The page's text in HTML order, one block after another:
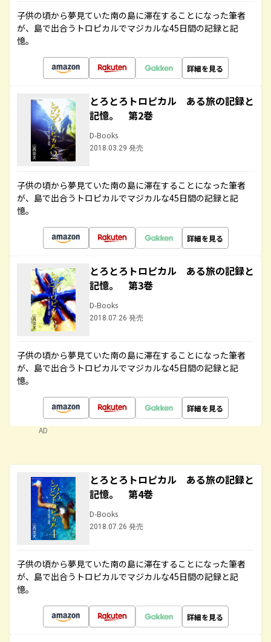
子供の頃から夢見ていた南の島に滞在することになった筆者
が、島で出合うトロピカルでマジカルな45日間の記録と記
憶。
詳細を見る
とろとろトロピカル ある旅の記録と
記憶。 第2巻
D-Books
2018.03.29 発売
子供の頃から夢見ていた南の島に滞在することになった筆者
が、島で出合うトロピカルでマジカルな45日間の記録と記
憶。
詳細を見る
とろとろトロピカル ある旅の記録と
記憶。 第3巻
D-Books
2018.07.26 発売
子供の頃から夢見ていた南の島に滞在することになった筆者
が、島で出合うトロピカルでマジカルな45日間の記録と記
憶。
詳細を見る
AD
とろとろトロピカル ある旅の記録と
記憶。 第4巻
D-Books
2018.07.26 発売
子供の頃から夢見ていた南の島に滞在することになった筆者
が、島で出合うトロピカルでマジカルな45日間の記録と記
憶。
詳細を見る